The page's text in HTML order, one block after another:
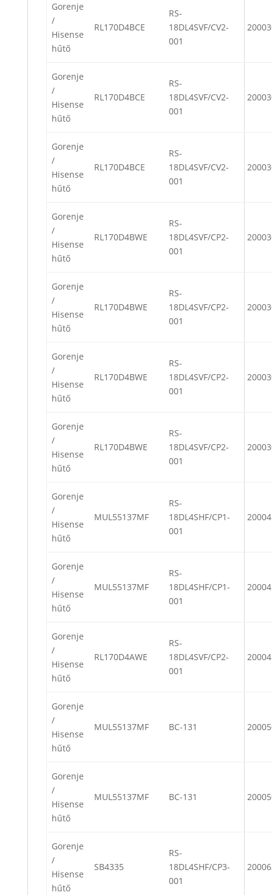
Gorenje
/
Hisense
hűtő
RL170D4BCE
RS-
18DL4SVF/CV2-
001
Gorenje
/
Hisense
hűtő
RL170D4BCE
RS-
18DL4SVF/CV2-
001
Gorenje
/
Hisense
hűtő
RL170D4BCE
RS-
18DL4SVF/CV2-
001
Gorenje
/
Hisense
hűtő
RL170D4BWE
RS-
18DL4SVF/CP2-
001
Gorenje
/
Hisense
hűtő
RL170D4BWE
RS-
18DL4SVF/CP2-
001
Gorenje
/
Hisense
hűtő
RL170D4BWE
RS-
18DL4SVF/CP2-
001
Gorenje
/
Hisense
hűtő
RL170D4BWE
RS-
18DL4SVF/CP2-
001
Gorenje
/
Hisense
hűtő
MUL55137MF
RS-
18DL4SHF/CP1-
001
Gorenje
/
Hisense
hűtő
MUL55137MF
RS-
18DL4SHF/CP1-
001
Gorenje
/
Hisense
hűtő
RL170D4AWE
RS-
18DL4SVF/CP2-
001
Gorenje
/
Hisense
hűtő
MUL55137MF BC-131
Gorenje
/
Hisense
hűtő
MUL55137MF BC-131
Gorenje
/
Hisense
hűtő
SB4335
RS-
18DL4SHF/CP3-
001